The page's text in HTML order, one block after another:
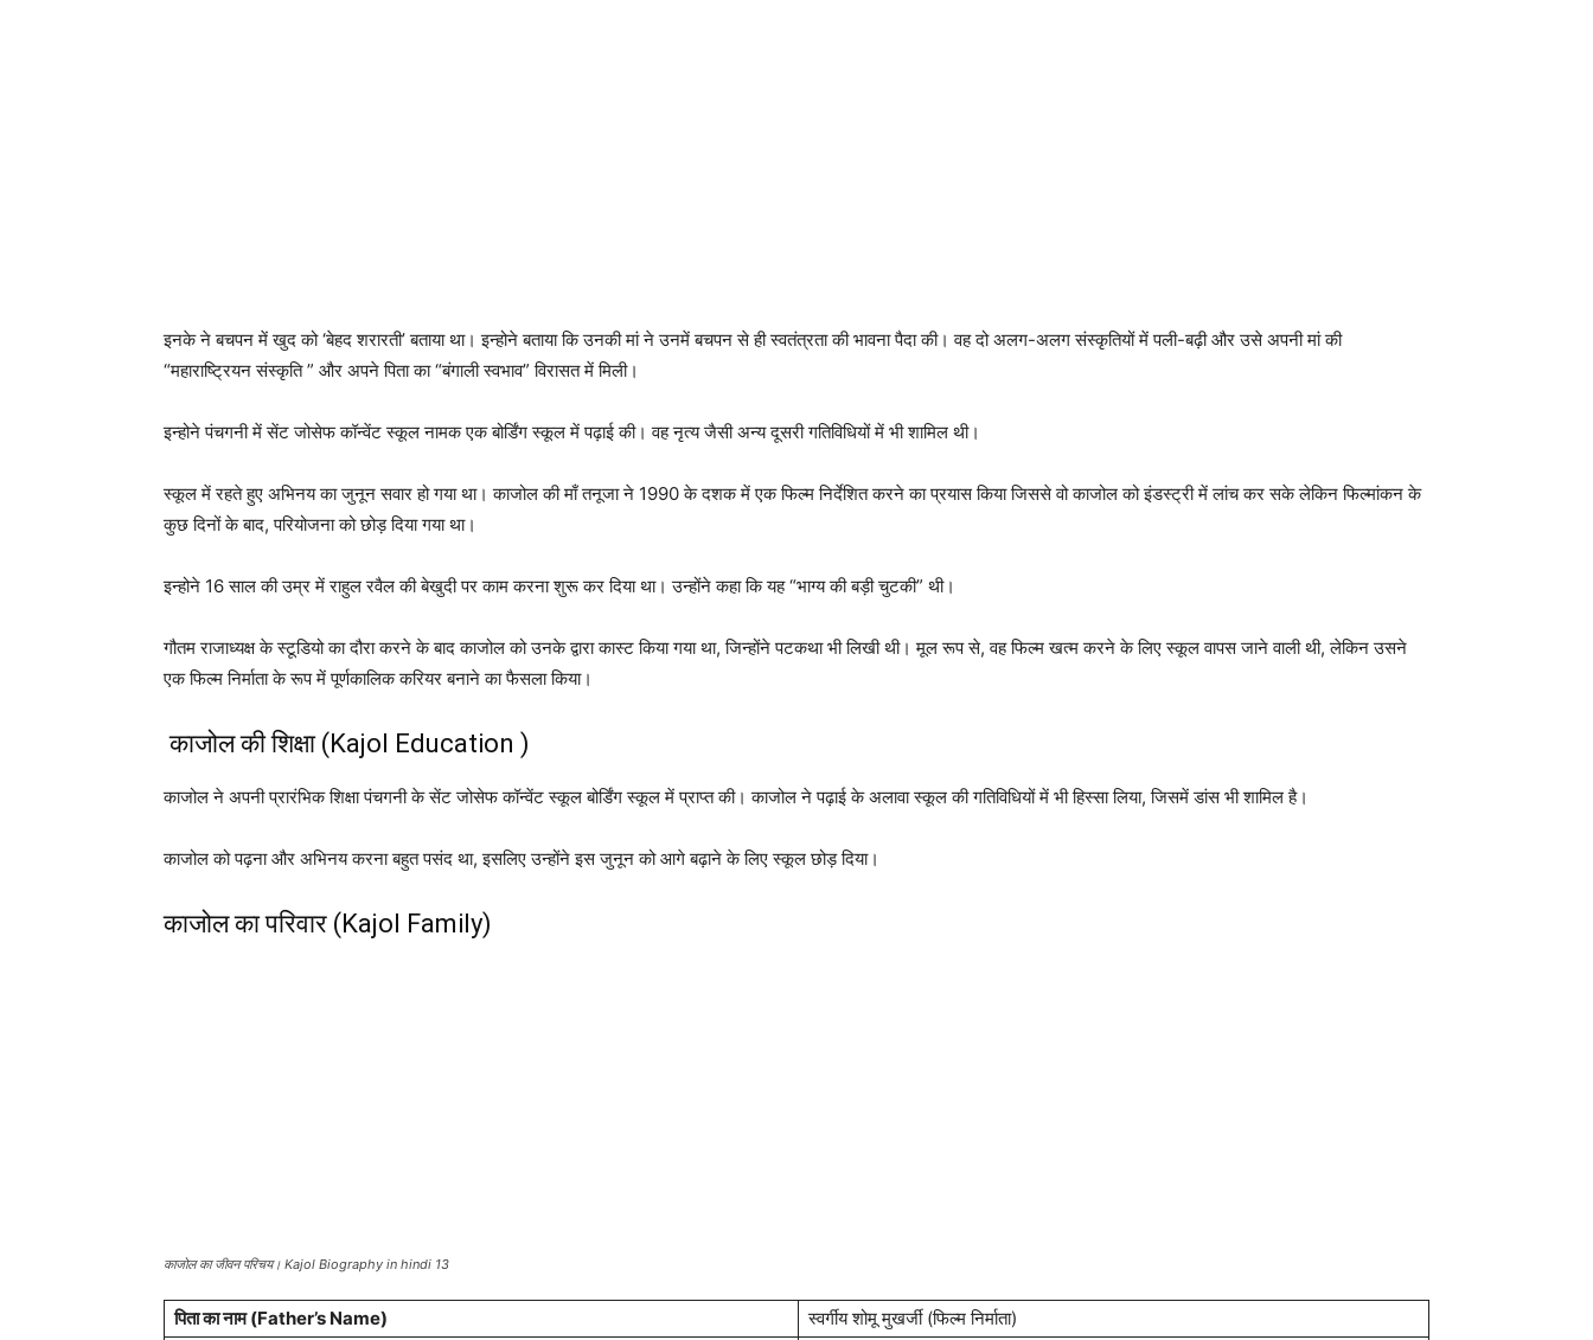
इनके ने बचपन में खुद को ‘बेहद शरारती’ बताया था। इन्होने बताया कि उनकी मां ने उनमें बचपन से ही स्वतंत्रता की भावना पैदा की। वह दो अलग-अलग संस्कृतियों में पली-बढ़ी और उसे अपनी मां की
“महाराष्ट्रियन संस्कृति ” और अपने पिता का “बंगाली स्वभाव” विरासत में मिली।
इन्होने पंचगनी में सेंट जोसेफ कॉन्वेंट स्कूल नामक एक बोर्डिंग स्कूल में पढ़ाई की। वह नृत्य जैसी अन्य दूसरी गतिविधियों में भी शामिल थी।
स्कूल में रहते हुए अभिनय का जुनून सवार हो गया था। काजोल की माँ तनूजा ने 1990 के दशक में एक फिल्म निर्देशित करने का प्रयास किया जिससे वो काजोल को इंडस्ट्री में लांच कर सके लेकिन फिल्मांकन के
कुछ दिनों के बाद, परियोजना को छोड़ दिया गया था।
इन्होने 16 साल की उम्र में राहुल रवैल की बेखुदी पर काम करना शुरू कर दिया था। उन्होंने कहा कि यह “भाग्य की बड़ी चुटकी” थी।
गौतम राजाध्यक्ष के स्टूडियो का दौरा करने के बाद काजोल को उनके द्वारा कास्ट किया गया था, जिन्होंने पटकथा भी लिखी थी। मूल रूप से, वह फिल्म खत्म करने के लिए स्कूल वापस जाने वाली थी, लेकिन उसने
एक फिल्म निर्माता के रूप में पूर्णकालिक करियर बनाने का फैसला किया।
काजोल की शिक्षा (Kajol Education )
काजोल ने अपनी प्रारंभिक शिक्षा पंचगनी के सेंट जोसेफ कॉन्वेंट स्कूल बोर्डिंग स्कूल में प्राप्त की। काजोल ने पढ़ाई के अलावा स्कूल की गतिविधियों में भी हिस्सा लिया, जिसमें डांस भी शामिल है।
काजोल को पढ़ना और अभिनय करना बहुत पसंद था, इसलिए उन्होंने इस जुनून को आगे बढ़ाने के लिए स्कूल छोड़ दिया।
काजोल का परिवार (Kajol Family)
काजोल का जीवन परिचय। Kajol Biography in hindi 13
पिता का नाम (Father’s Name) स्वर्गीय शोमू मुखर्जी (फिल्म निर्माता)